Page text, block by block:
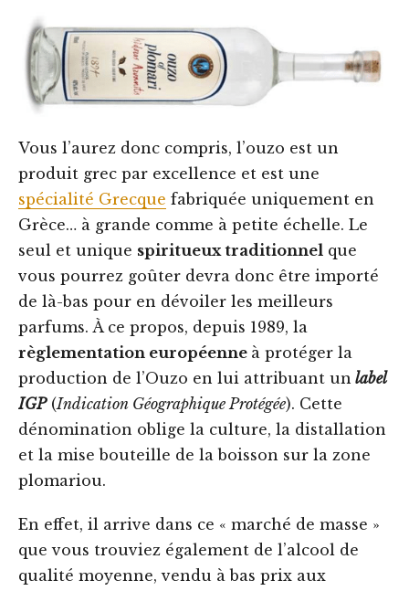
Vous l’aurez donc compris, l’ouzo est un
produit grec par excellence et est une
spécialité Grecque fabriquée uniquement en
Grèce… à grande comme à petite échelle. Le
seul et unique spiritueux traditionnel que
vous pourrez goûter devra donc être importé
de là-bas pour en dévoiler les meilleurs
parfums. À ce propos, depuis 1989, la
règlementation européenne à protéger la
production de l’Ouzo en lui attribuant un label
IGP(Indication Géographique Protégée). Cette
dénomination oblige la culture, la distallation
et la mise bouteille de la boisson sur la zone
plomariou.
En effet, il arrive dans ce « marché de masse »
que vous trouviez également de l’alcool de
qualité moyenne, vendu à bas prix aux